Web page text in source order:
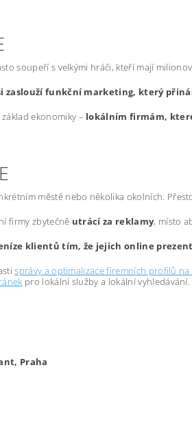
soupeří s velkými hráči, kteří mají
zaslouží funkční marketing, který
ekonomiky – lokálním firmám,
městě nebo několika okolních.
firmy zbytečně utrácí za reklamy, místo
klientů tím, že jejich online
správy a optimalizace firemních profilů na
pro lokální služby a lokální vyhledávání.
Praha